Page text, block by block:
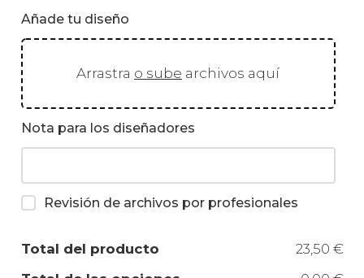
Añade tu diseño
Arrastra o sube archivos aquí
Nota para los diseñadores
Revisión de archivos por profesionales
Total del producto
23,50 €